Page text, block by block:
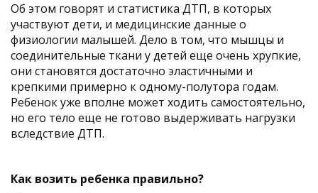
Об этом говорят и статистика ДТП, в которых
участвуют дети, и медицинские данные о
физиологии малышей. Дело в том, что мышцы и
соединительные ткани у детей еще очень хрупкие,
они становятся достаточно эластичными и
крепкими примерно к одному-полутора годам.
Ребенок уже вполне может ходить самостоятельно,
но его тело еще не готово выдерживать нагрузки
вследствие ДТП.
Как возить ребенка правильно?